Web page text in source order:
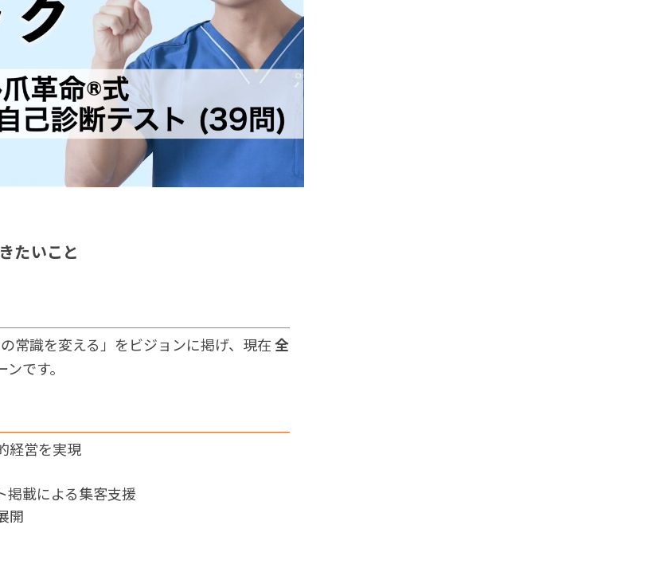
たいこと
常識を変える」をビジョンに掲げ、現在全
です。
経営を実現
掲載による集客支援
開